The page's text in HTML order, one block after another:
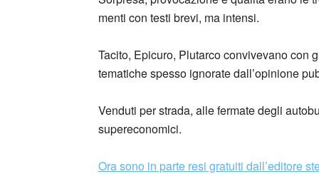
menti con testi brevi, ma intensi.
Tacito, Epicuro, Plutarco convivevano con
tematiche spesso ignorate dall’opinione
Venduti per strada, alle fermate degli
supereconomici.
Ora sono in parte resi gratuiti dall’editore